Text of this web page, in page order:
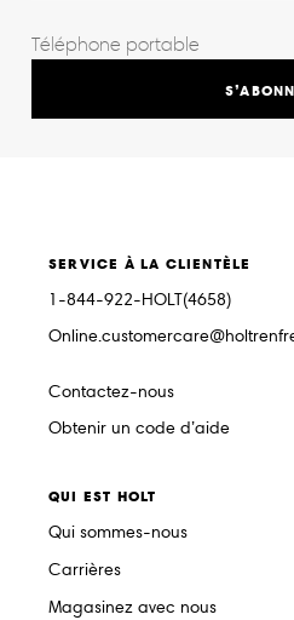
SERVICE À LA CLIENTÈLE
1-844-922-HOLT(4658)
Contactez-nous
Obtenir un code d’aide
QUI EST HOLT
Qui sommes-nous
Carrières
Magasinez avec nous